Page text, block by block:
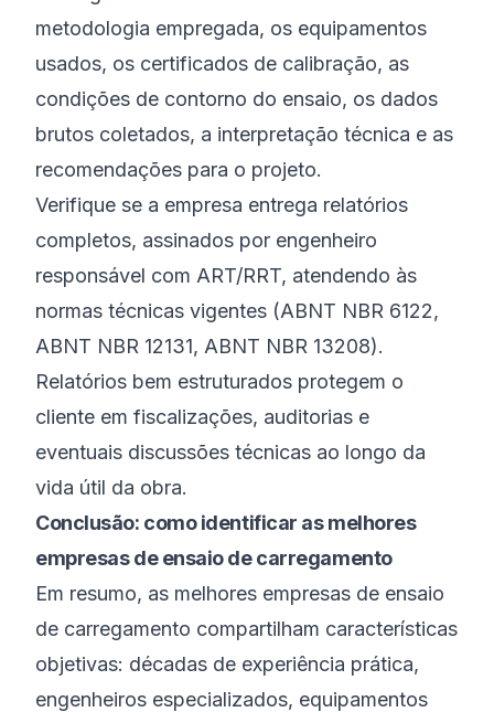
metodologia empregada, os equipamentos
usados, os certificados de calibração, as
condições de contorno do ensaio, os dados
brutos coletados, a interpretação técnica e as
recomendações para o projeto.
Verifique se a empresa entrega relatórios
completos, assinados por engenheiro
responsável com ART/RRT, atendendo às
normas técnicas vigentes (ABNT NBR 6122,
ABNT NBR 12131, ABNT NBR 13208).
Relatórios bem estruturados protegem o
cliente em fiscalizações, auditorias e
eventuais discussões técnicas ao longo da
vida útil da obra.
Conclusão: como identificar as melhores
empresas de ensaio de carregamento
Em resumo, as melhores empresas de ensaio
de carregamento compartilham características
objetivas: décadas de experiência prática,
engenheiros especializados, equipamentos